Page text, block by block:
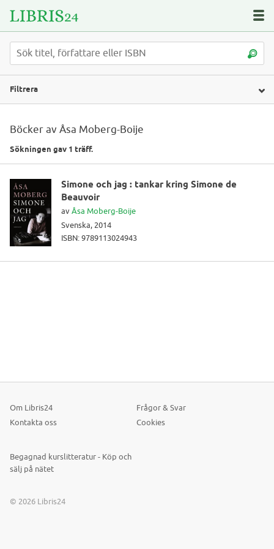
Filtrera
Böcker av Åsa Moberg-Boije
Sökningen gav 1 träff.
Simone och jag : tankar kring Simone de
Beauvoir
avÅsa Moberg-Boije
Svenska, 2014
ISBN: 9789113024943
Om Libris24
Frågor & Svar
Kontakta oss
Cookies
Begagnad kurslitteratur - Köp och
sälj på nätet
© 2026 Libris24